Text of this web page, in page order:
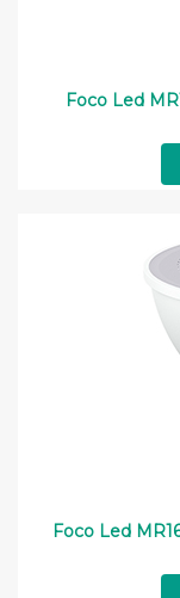
Foco Led
Foco Led